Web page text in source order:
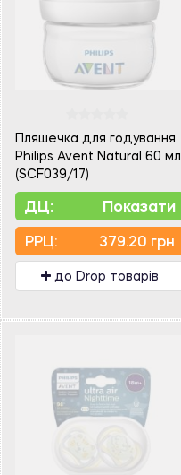
Пляшечка для годування
Philips Avent Natural 60 мл
(SCF039/17)
ДЦ: Показати
PPЦ: 379.20 грн
до Drop товарів